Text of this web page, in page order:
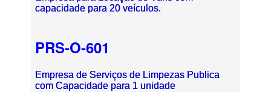
capacidade para 20 veículos.
PRS-O-601
Empresa de Serviços de Limpezas Publica
com Capacidade para 1 unidade